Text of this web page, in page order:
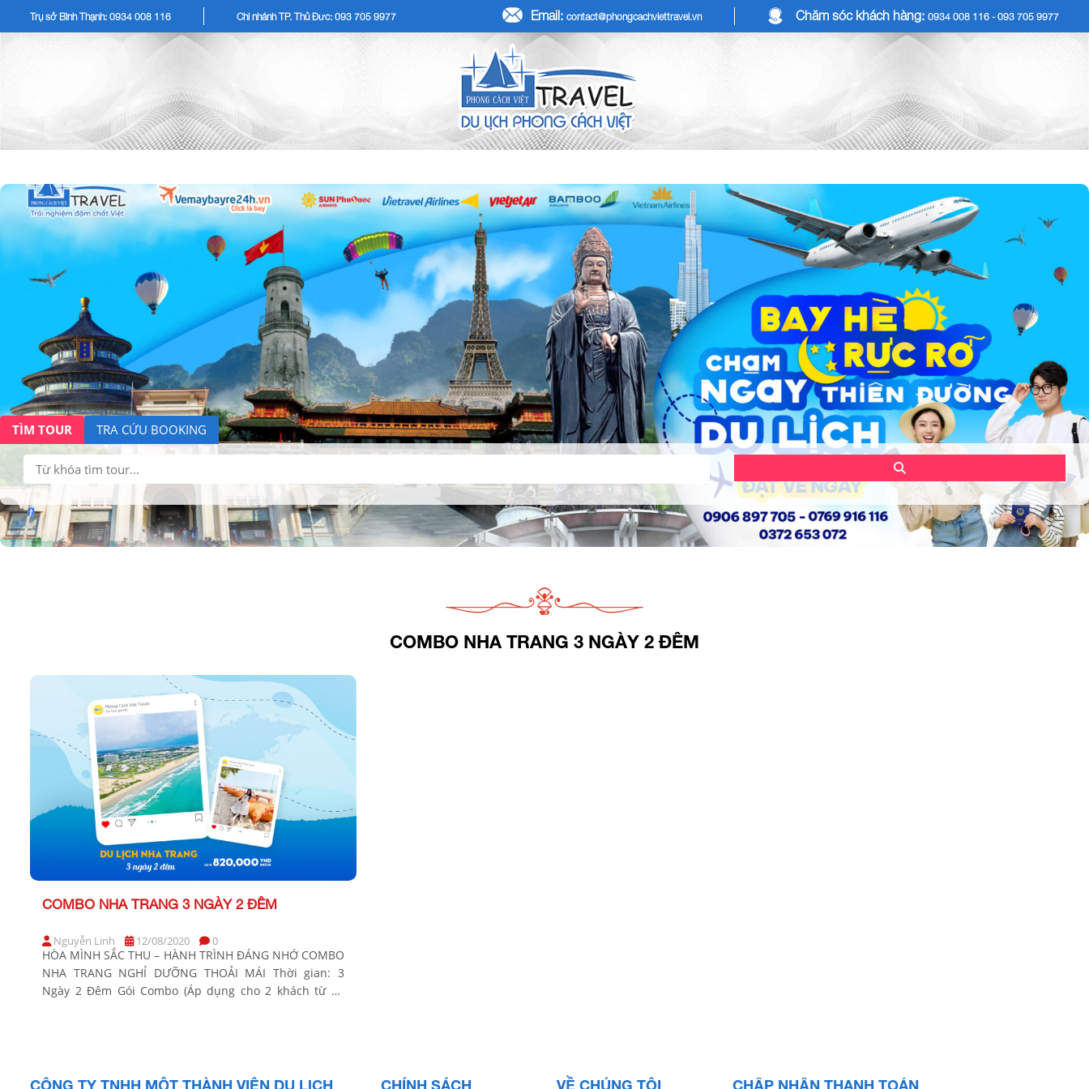
Trụ sở Bình Thạnh: 0934 008 116 Chi nhánh TP. Thủ Đức: 093 705 9977 Email: contact@phongcachviettravel.vn Chăm sóc khách hàng: 0934 008 116 - 093 705 9977
TÌM TOUR TRA CỨU BOOKING
Tìm
kiếm:
COMBO NHA TRANG 3 NGÀY 2 ĐÊM
COMBO NHA TRANG 3 NGÀY 2 ĐÊM
Nguyễn Linh 12/08/2020 0
HÒA MÌNH SẮC THU – HÀNH TRÌNH ĐÁNG NHỚ COMBO
NHA TRANG NGHỈ DƯỠNG THOẢI MÁI Thời gian: 3
Ngày 2 Đêm Gói Combo (Áp dụng cho 2 khách từ 10
CÔNG TY TNHH MỘT THÀNH VIÊN DU LỊCH CHÍNH SÁCH VỀ CHÚNG TÔI CHẤP NHẬN THANH TOÁN